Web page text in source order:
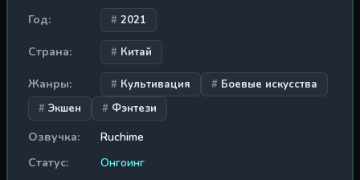
Год: 2021
Страна: Китай
Жанры: Культивация
Боевые искусства
Экшен
Фэнтези
Озвучка:
Ruchime
Статус:
Онгоинг